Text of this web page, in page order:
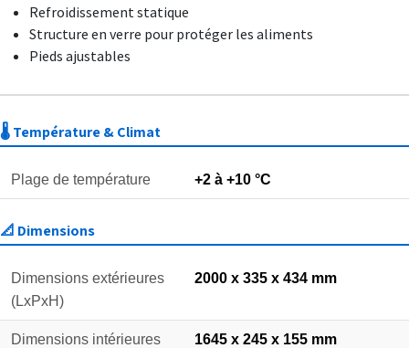
Refroidissement statique
Structure en verre pour protéger les aliments
Pieds ajustables
🌡️ Température & Climat
Plage de température +2 à +10 °C
📐 Dimensions
Dimensions extérieures
(LxPxH)
2000 x 335 x 434 mm
Dimensions intérieures
1645 x 245 x 155 mm